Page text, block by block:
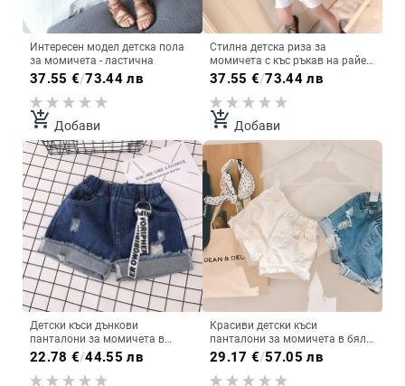
Интересен модел детска пола
за момичета - ластична
37.55 €/73.44 лв
add_shopping_cart Добави
Стилна детска риза за
момичета с къс ръкав на райе в
син и розов цвят
37.55 €/73.44 лв
add_shopping_cart Добави
Детски къси дънкови
панталони за момичета в
тъмен цвят
22.78 €/44.55 лв
Красиви детски къси
панталони за момичета в бял и
син цвят
29.17 €/57.05 лв